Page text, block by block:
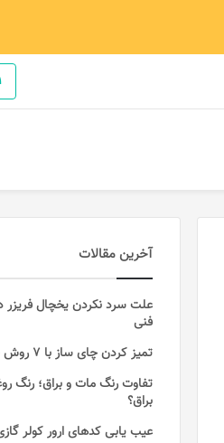
آخرین مقالات
علت سرد نکردن یخچال
فنی
تمیز کردن چای ساز با ۷ روش خانگی
تفاوت رنگ مات و براق؛ رنگ
براق؟
عیب یابی کدهای ارور کولر